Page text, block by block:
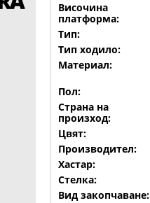
Височина
платформа:
Тип:
Тип ходило:
Материал:
Пол:
Страна на
произход:
Цвят:
Производител:
Хастар:
Стелка:
Вид закопчаване: